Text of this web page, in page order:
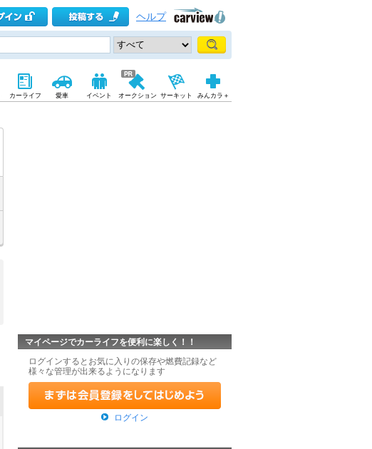
ヘルプ
カーライフ 愛車 イベント オークション サーキット みんカラ＋
マイページでカーライフを便利に楽しく！！
ログインするとお気に入りの保存や燃費記録など
様々な管理が出来るようになります
ログイン